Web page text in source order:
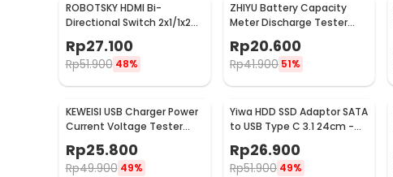
ROBOTSKY HDMI Bi-
Directional Switch 2x1/1x2
Rp27.100
Rp51.900 48%
ZHIYU Battery Capacity
Meter Discharge Tester
1.5v-12v for 18650 - HW-586
Rp20.600
Rp41.900 51%
KEWEISI USB Charger Power
Current Voltage Tester
Detector 3-20V 0-3A -
KWS-10VA
Rp25.800
Rp49.900 49%
Yiwa HDD SSD Adaptor SATA
to USB Type C 3.1 24cm -
YW-4072
Rp26.900
Rp51.900 49%